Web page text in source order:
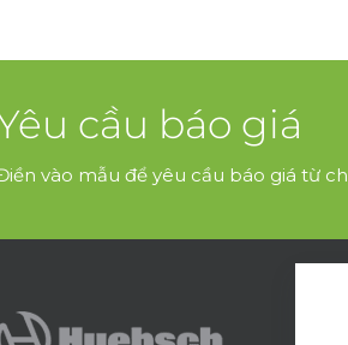
cầu báo giá
vào mẫu để yêu cầu báo giá từ